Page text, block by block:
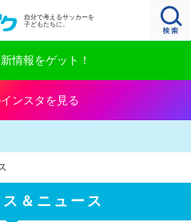
自分で考えるサッカーを
子どもたちに。
情報をゲット！
ンスタを見る
ス＆ニュース